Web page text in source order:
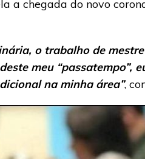
a chegada do novo
o trabalho de
meu “passatempo”,
na minha área”,